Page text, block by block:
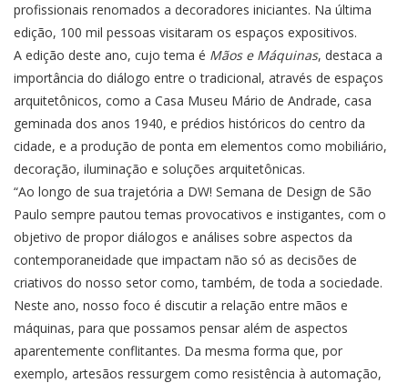
profissionais renomados a decoradores iniciantes. Na última
edição, 100 mil pessoas visitaram os espaços expositivos.
A edição deste ano, cujo tema é Mãos e Máquinas, destaca a
importância do diálogo entre o tradicional, através de espaços
arquitetônicos, como a Casa Museu Mário de Andrade, casa
geminada dos anos 1940, e prédios históricos do centro da
cidade, e a produção de ponta em elementos como mobiliário,
decoração, iluminação e soluções arquitetônicas.
“Ao longo de sua trajetória a DW! Semana de Design de São
Paulo sempre pautou temas provocativos e instigantes, com o
objetivo de propor diálogos e análises sobre aspectos da
contemporaneidade que impactam não só as decisões de
criativos do nosso setor como, também, de toda a sociedade.
Neste ano, nosso foco é discutir a relação entre mãos e
máquinas, para que possamos pensar além de aspectos
aparentemente conflitantes. Da mesma forma que, por
exemplo, artesãos ressurgem como resistência à automação,